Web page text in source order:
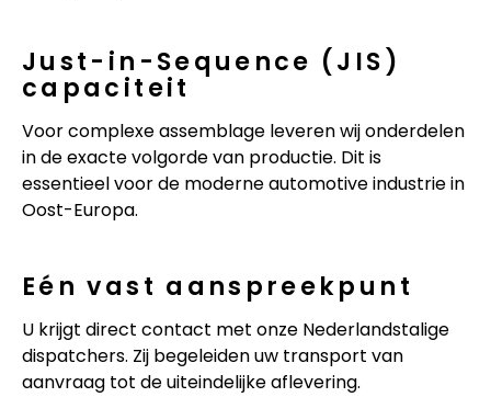
Just-in-Sequence (JIS)
capaciteit
Voor complexe assemblage leveren wij onderdelen
in de exacte volgorde van productie. Dit is
essentieel voor de moderne automotive industrie in
Oost-Europa.
Eén vast aanspreekpunt
U krijgt direct contact met onze Nederlandstalige
dispatchers. Zij begeleiden uw transport van
aanvraag tot de uiteindelijke aflevering.